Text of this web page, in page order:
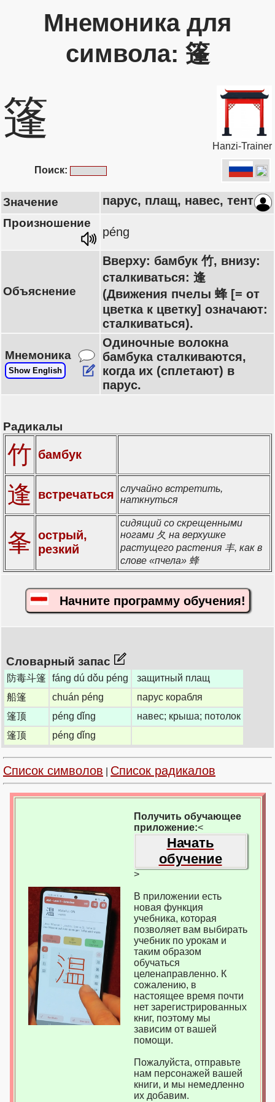
Мнемоника для
символа: 篷
篷
Hanzi-Trainer
Поиск:
Значение парус, плащ, навес, тент
Произношение
péng
Объяснение
Вверху: бамбук 竹, внизу:
сталкиваться: 逢
(Движения пчелы 蜂 [= от
цветка к цветку] означают:
сталкиваться).
Мнемоника
Show English
Одиночные волокна
бамбука сталкиваются,
когда их (сплетают) в
парус.
Радикалы
竹 бамбук
逢 встречаться
случайно встретить,
наткнуться
夆 острый,
резкий
сидящий со скрещенными
ногами 夂 на верхушке
растущего растения 丰, как в
слове «пчела» 蜂
Начните программу обучения!
Словарный запас
防毒斗篷 fáng dú dǒu péng
защитный плащ
船篷
chuán péng
парус корабля
篷顶
péng dǐng
навес; крыша; потолок
篷顶
péng dǐng
Список символов Список радикалов
Получить обучающее
приложение:<
Начать
обучение
>
В приложении есть
новая функция
учебника, которая
позволяет вам выбирать
учебник по урокам и
таким образом
обучаться
целенаправленно. К
сожалению, в
настоящее время почти
нет зарегистрированных
книг, поэтому мы
зависим от вашей
помощи.
Пожалуйста, отправьте
нам персонажей вашей
книги, и мы немедленно
их добавим.